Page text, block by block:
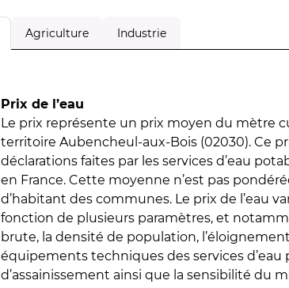
Agriculture Industrie
Prix de l’eau
Le prix représente un prix moyen du mètre
territoire Aubencheul-aux-Bois (02030). Ce
déclarations faites par les services d’eau
en France. Cette moyenne n’est pas
d’habitant des communes. Le prix de l’eau
fonction de plusieurs paramètres, et
brute, la densité de population,
équipements techniques des services d’eau
d’assainissement ainsi que la sensibilité du